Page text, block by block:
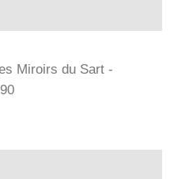
Miroirs du Sart -